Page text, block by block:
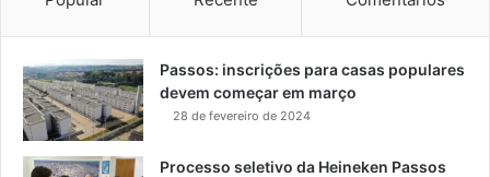
Passos: inscrições para casas populares
devem começar em março
28 de fevereiro de 2024
Processo seletivo da Heineken Passos